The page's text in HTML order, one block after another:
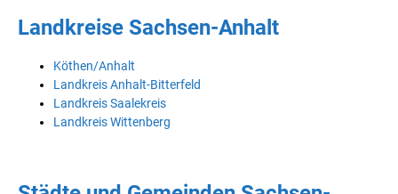
Landkreise Sachsen-Anhalt
Köthen/Anhalt
Landkreis Anhalt-Bitterfeld
Landkreis Saalekreis
Landkreis Wittenberg